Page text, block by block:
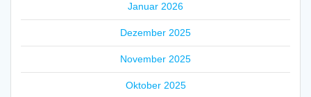
Januar 2026
Dezember 2025
November 2025
Oktober 2025